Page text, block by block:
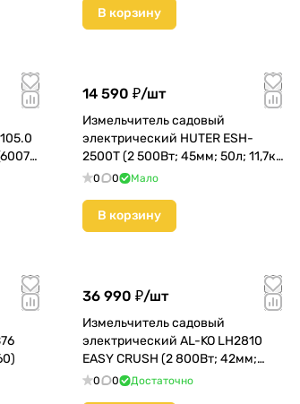
В корзину
14 590 ₽/шт
Измельчитель садовый
электрический HUTER ESH-
2500T (2 500Вт; 45мм; 50л; 11,7кг)
(70/13/16)
0 0 Мало
В корзину
36 990 ₽/шт
Измельчитель садовый
электрический AL-KO LH2810
EASY CRUSH (2 800Вт; 42мм;
48л; 29кг) (113873)
0 0 Достаточно